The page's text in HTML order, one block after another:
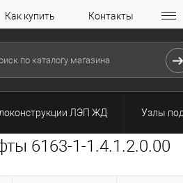
Как купить Контакты
ЛЭП ЖД Узлы
6163-1-1.4.1.2.0.00